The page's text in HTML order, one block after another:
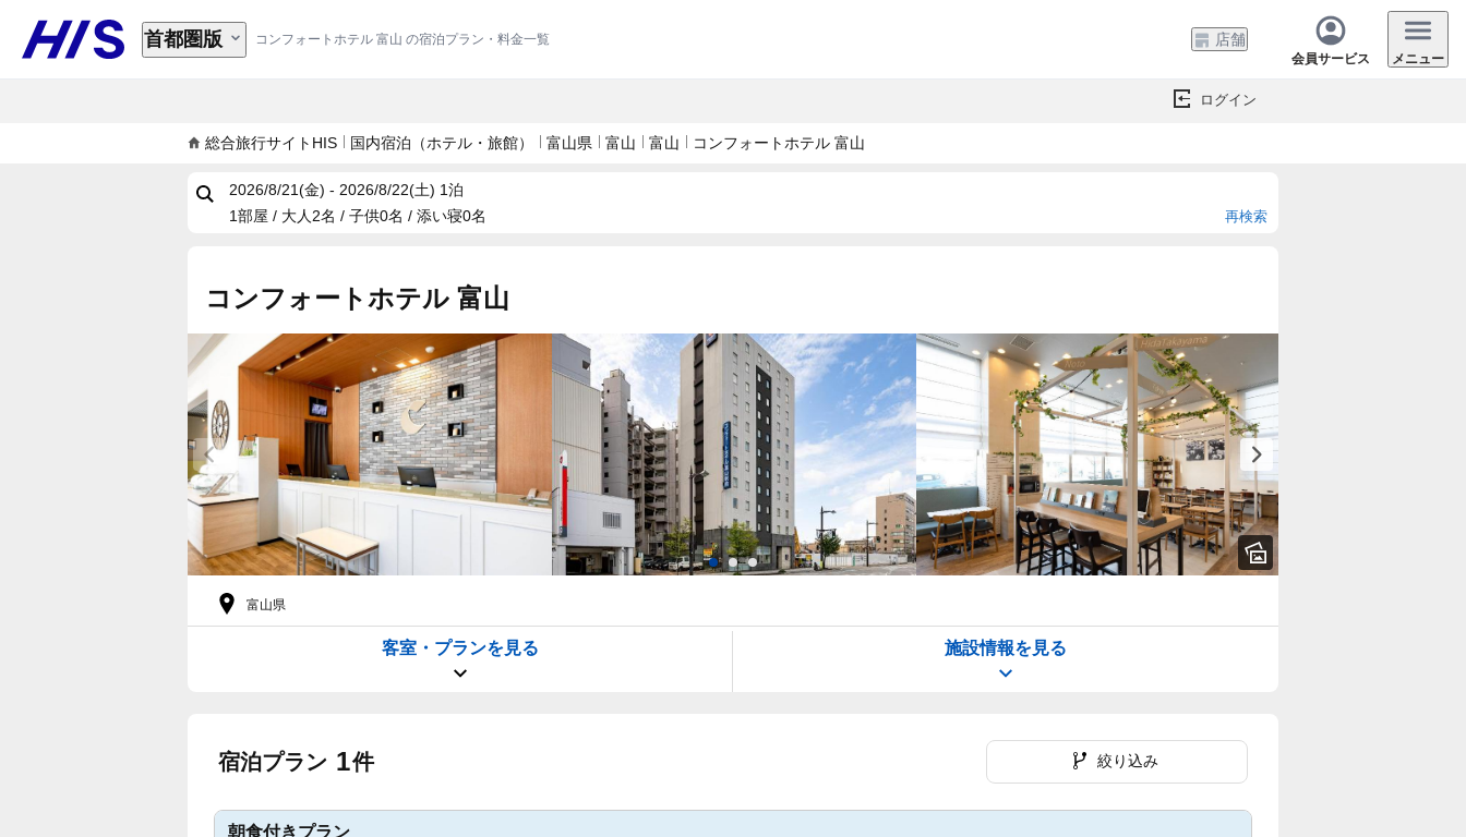
コンフォートホテル 富山 の宿泊プラン・料金一覧
首都圏版 店舗
会員サービス メニュー
ログイン
総合旅行サイトHIS 国内宿泊（ホテル・旅館） 富山県 富山 富山 コンフォートホテル 富山
2026/8/21(金) - 2026/8/22(土) 1泊
1部屋 / 大人2名 / 子供0名 / 添い寝0名
再検索
コンフォートホテル 富山
富山県
客室・プランを見る 施設情報を見る
宿泊プラン 1件 絞り込み
朝食付きプラン